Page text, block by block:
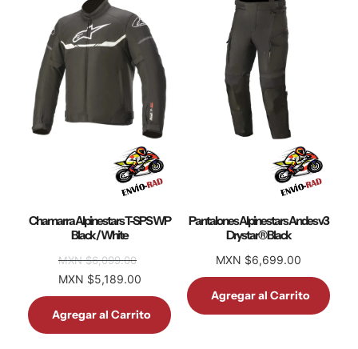
Chamarra Alpinestars T-SPS WP
Black / White
MXN $6,099.00
MXN $5,189.00
Agregar al Carrito
Pantalones Alpinestars Andes v3
Drystar® Black
MXN $6,699.00
Agregar al Carrito